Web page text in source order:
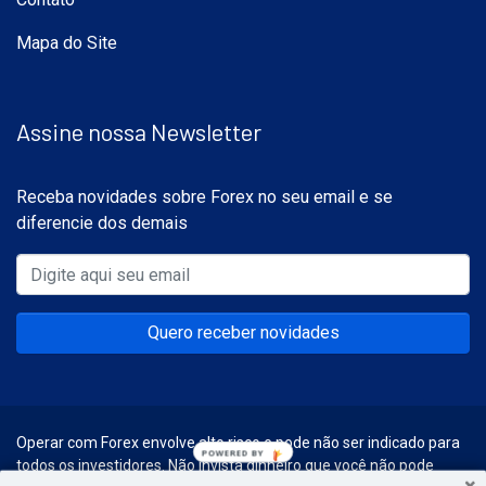
Mapa do Site
Assine nossa Newsletter
Receba novidades sobre Forex no seu email e se
diferencie dos demais
Quero receber novidades
Operar com Forex envolve alto risco e pode não ser indicado para
todos os investidores. Não invista dinheiro que você não pode
POWERED
BY